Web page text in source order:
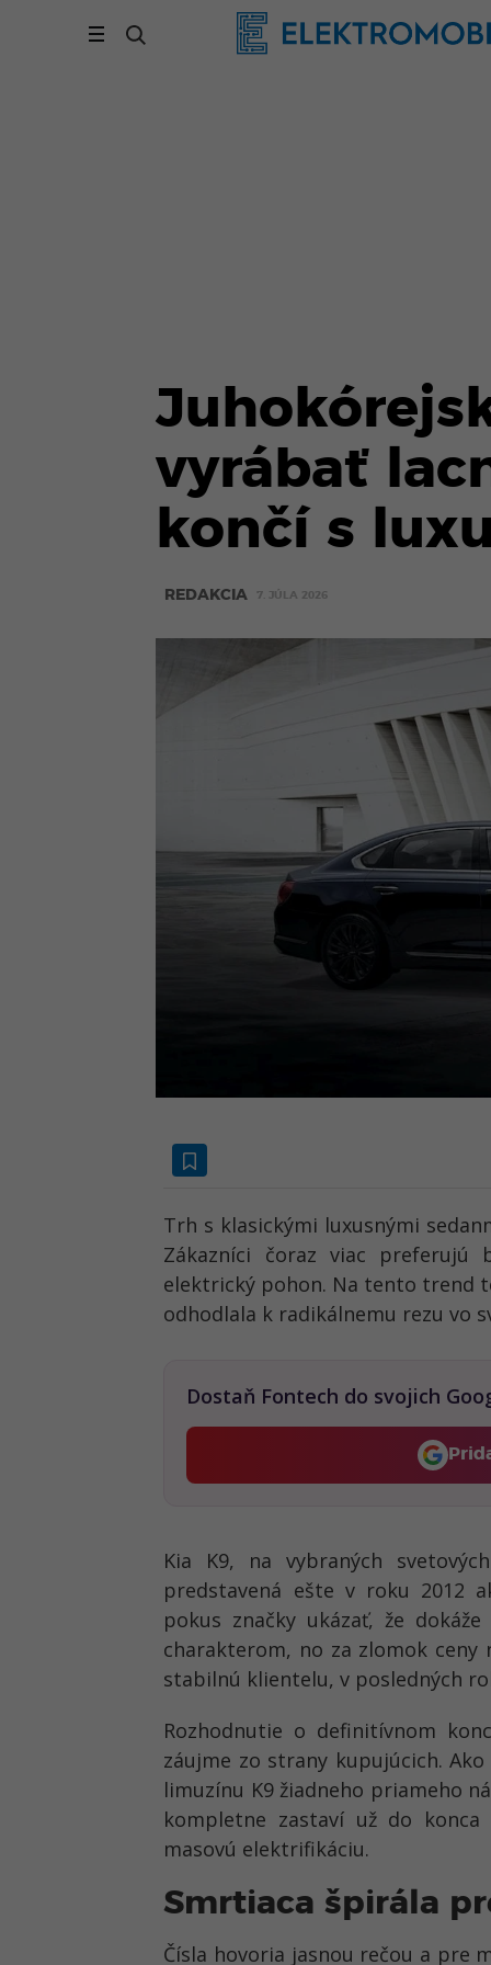
vyrábať
končí s
REDAKCIA 7. JÚLA 2026
Trh s klasickými luxusnými
Zákazníci čoraz viac preferujú
elektrický pohon. Na tento trend
odhodlala k radikálnemu rezu vo
Dostaň Fontech do svojich
Kia K9, na vybraných
predstavená ešte v roku 2012
pokus značky ukázať, že
charakterom, no za zlomok ceny
stabilnú klientelu, v posledných
Rozhodnutie o definitívnom
záujme zo strany kupujúcich. Ako
limuzínu K9 žiadneho priameho
kompletne zastaví už do
masovú elektrifikáciu.
Smrtiaca špirála
Čísla hovoria jasnou rečou a pre